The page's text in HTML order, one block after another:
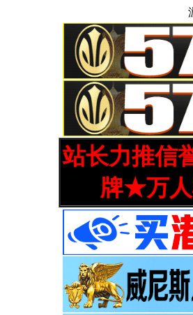
站长力推信
牌★万